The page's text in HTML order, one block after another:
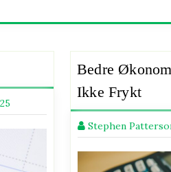
Bedre
Ikke Frykt
Stephen